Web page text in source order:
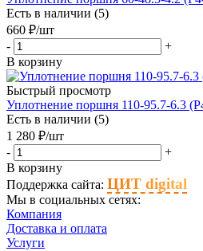
Есть в наличии (5)
660 ₽/шт
-
+
В корзину
Быстрый просмотр
Уплотнение поршня 110-95.7-6.3
Есть в наличии (5)
1 280 ₽/шт
-
+
В корзину
Поддержка сайта: ЦИТ digital
Мы в социальных сетях:
Компания
Доставка и оплата
Услуги